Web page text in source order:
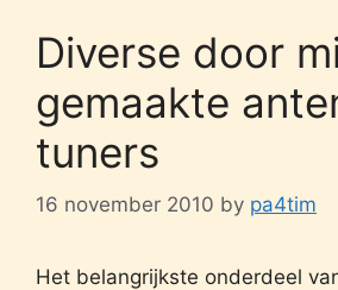
Diverse door
gemaakte
tuners
16 november 2010 by pa4tim
Het belangrijkste onderdeel